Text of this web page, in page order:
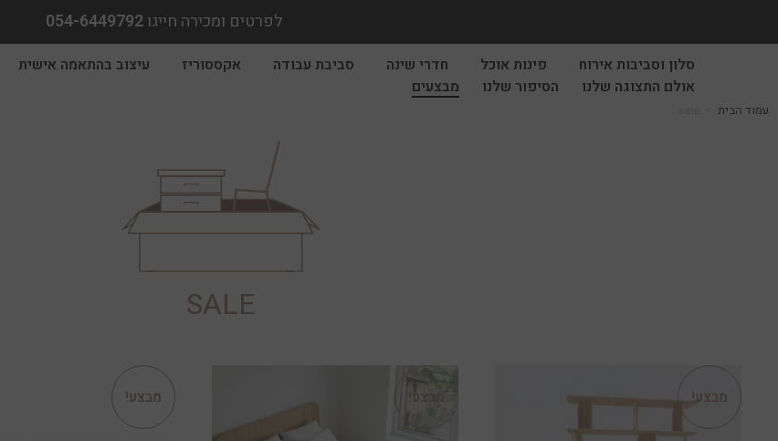
לפרטים ומכירה חייגו054-6449792
סלון וסביבות אירוח פינות אוכל חדרי שינה סביבת עבודה אקססוריז
עיצוב בהתאמה אישית
אולם התצוגה שלנו
הסיפור שלנו מבצעים
עמוד הבית
SALE
מבצע! מבצע! מבצע!